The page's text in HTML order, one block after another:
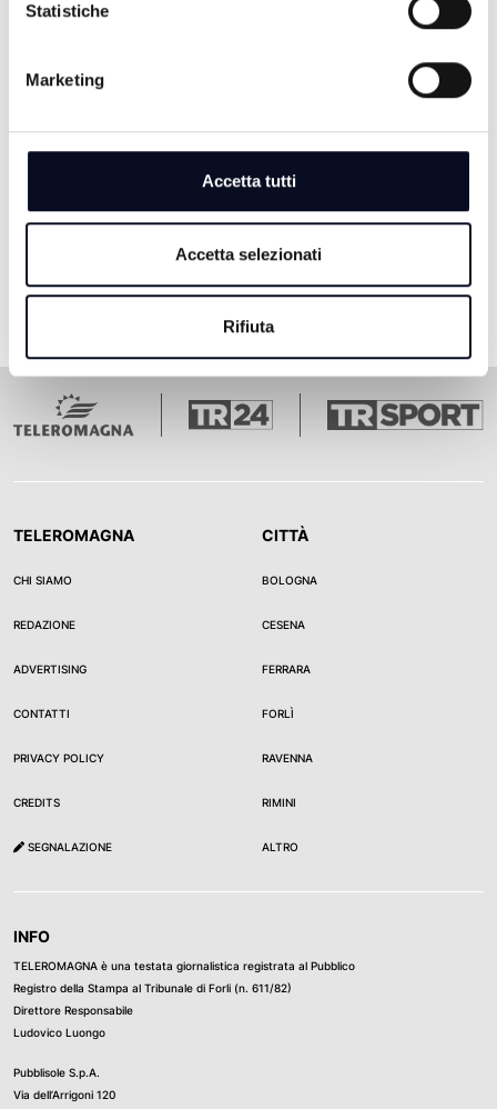
Statistiche
Marketing
Accetta tutti
Accetta selezionati
Rifiuta
PALLINO BLU 16 - 27/02/2025
1 Pagina 1
2Pagina 2
3Pagina 3
4Pagina 4
5Pagina 5Ultima pagina
TELEROMAGNA
CHI SIAMO
REDAZIONE
ADVERTISING
CONTATTI
PRIVACY POLICY
CREDITS
SEGNALAZIONE
CITTÀ
BOLOGNA
CESENA
FERRARA
FORLÌ
RAVENNA
RIMINI
ALTRO
INFO
TELEROMAGNA è una testata giornalistica registrata al Pubblico
Registro della Stampa al Tribunale di Forli (n. 611/82)
Direttore Responsabile
Ludovico Luongo
Pubblisole S.p.A.
Via dell’Arrigoni 120